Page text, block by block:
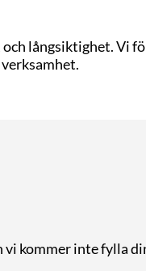
långsiktighet. Vi
kommer inte fylla